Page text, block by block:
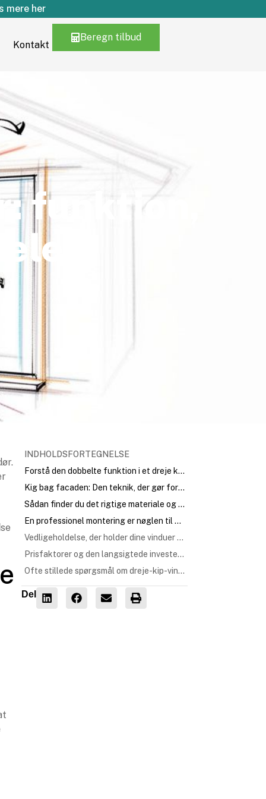
mere her
Kontakt
Beregn tilbud
funktion,
INDHOLDSFORTEGNELSE
Forstå den dobbelte funktion i et dreje kip vindue
Kig bag facaden: Den teknik, der gør forskellen
Sådan finder du det rigtige materiale og design til dit vindue
En professionel montering er nøglen til det hele
Vedligeholdelse, der holder dine vinduer i topform
Prisfaktorer og den langsigtede investering
Ofte stillede spørgsmål om dreje-kip-vinduer
Del